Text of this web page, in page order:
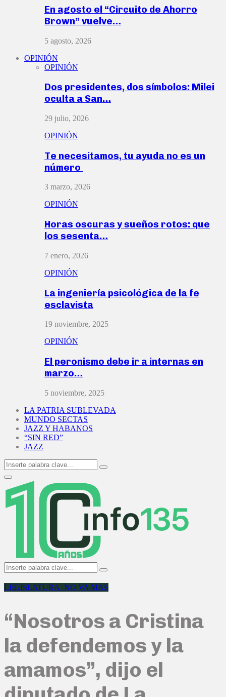
En agosto el “Circuito de Ahorro
Brown” vuelve…
5 agosto, 2026
OPINIÓN
OPINIÓN
Dos presidentes, dos símbolos: Milei
oculta a San…
29 julio, 2026
OPINIÓN
Te necesitamos, tu ayuda no es un
número
3 marzo, 2026
OPINIÓN
Horas oscuras y sueños rotos: que
los sesenta…
7 enero, 2026
OPINIÓN
La ingeniería psicológica de la fe
esclavista
19 noviembre, 2025
OPINIÓN
El peronismo debe ir a internas en
marzo…
5 noviembre, 2025
LA PATRIA SUBLEVADA
MUNDO SECTAS
JAZZ Y HABANOS
“SIN RED”
JAZZ
Search
for:
Search
Primary
Menu
Search
for:
Search
LEGISLATURA_NO VA MAS
“Nosotros a Cristina
la defendemos y la
amamos”, dijo el